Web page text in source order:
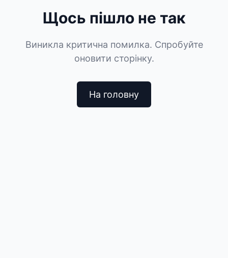
Щось пішло не так
Виникла критична помилка. Спробуйте
оновити сторінку.
На головну